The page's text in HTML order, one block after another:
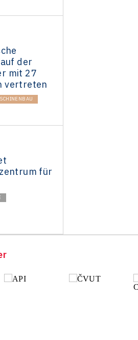
der
mit 27
vertreten
für